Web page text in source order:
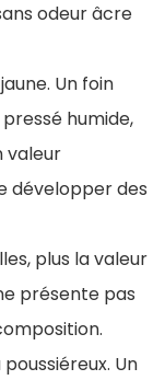
odeur âcre
Un foin
humide,
valeur
développer des
plus la valeur
présente pas
Un